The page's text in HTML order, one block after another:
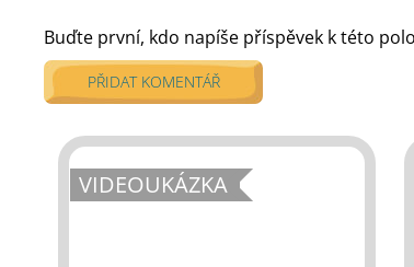
VIDEOUKÁZKA
Buďte první, kdo napíše příspěvek k této
PŘIDAT KOMENTÁŘ